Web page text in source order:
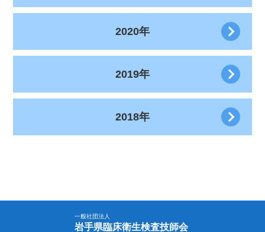
2020年
2019年
2018年
一般社団法人
岩手県臨床衛生検査技師会